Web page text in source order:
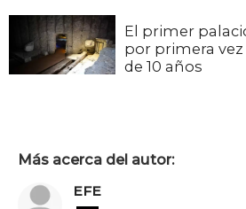
El primer
por primera
de 10 años
Más acerca del autor:
EFE